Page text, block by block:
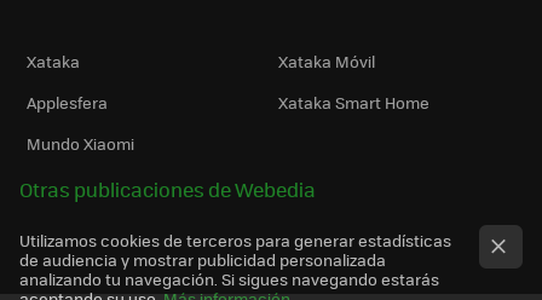
Xataka
Xataka Móvil
Applesfera
Xataka Smart Home
Mundo Xiaomi
Otras publicaciones de Webedia
Utilizamos cookies de terceros para generar estadísticas
de audiencia y mostrar publicidad personalizada
analizando tu navegación. Si sigues navegando estarás